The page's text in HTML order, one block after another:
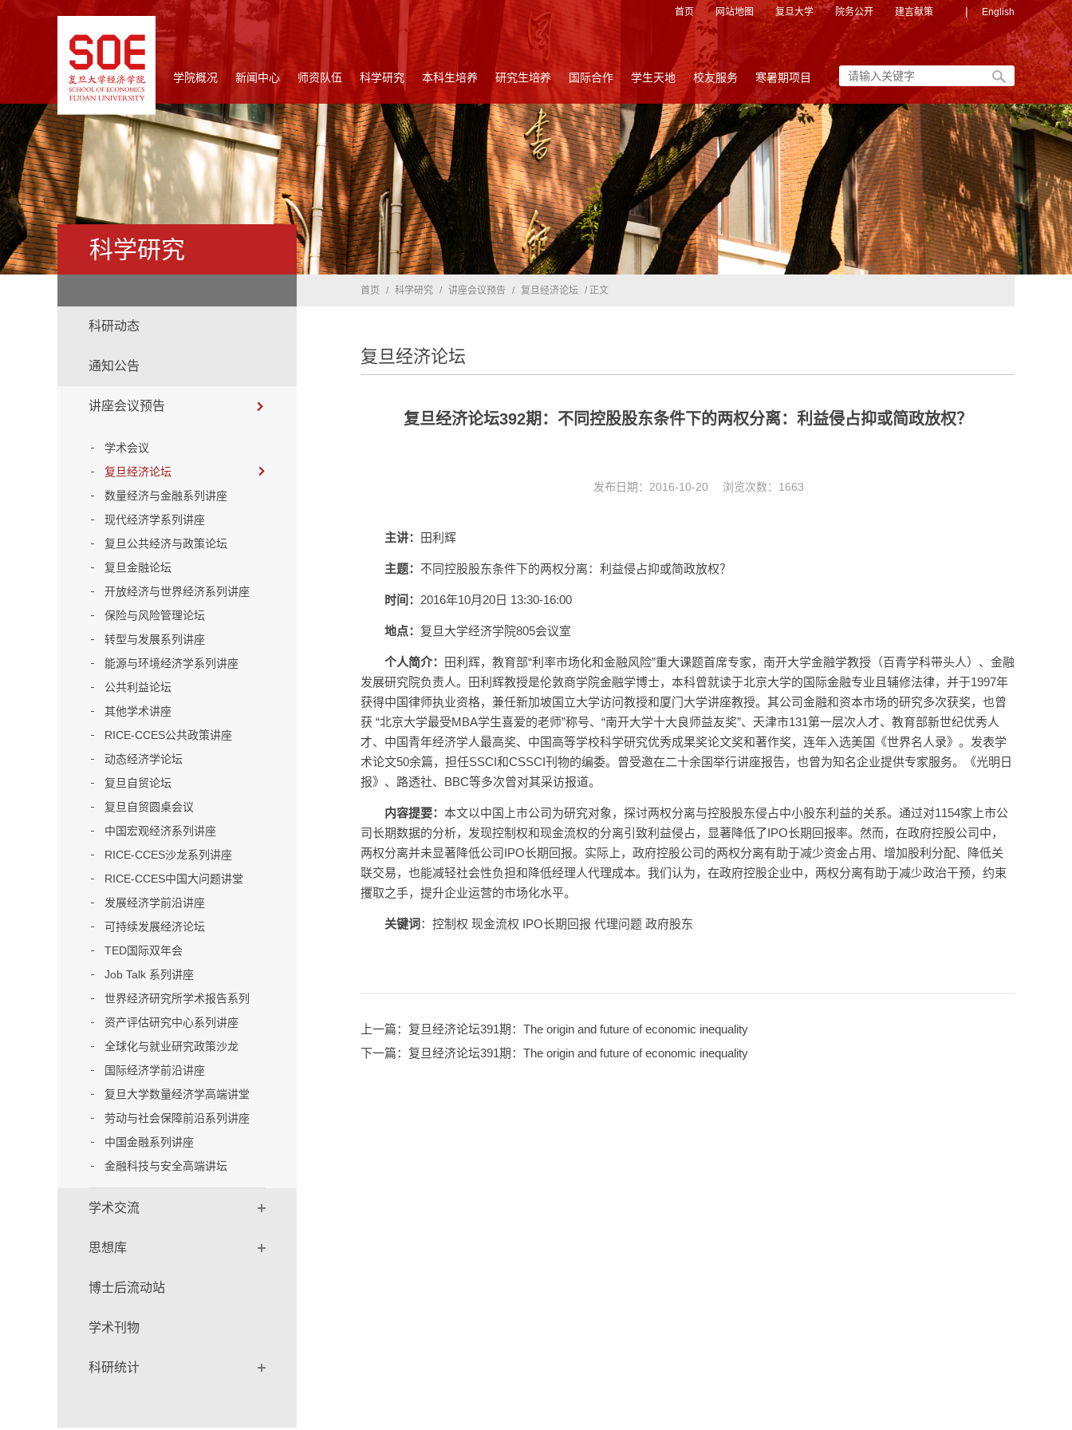
首页 网站地图 复旦大学 院务公开 建言献策 | English
学院概况 新闻中心 师资队伍 科学研究 本科生培养 研究生培养 国际合作 学生天地 校友服务 寒暑期项目
科学研究
科研动态
通知公告
讲座会议预告
学术会议
复旦经济论坛
数量经济与金融系列讲座
现代经济学系列讲座
复旦公共经济与政策论坛
复旦金融论坛
开放经济与世界经济系列讲座
保险与风险管理论坛
转型与发展系列讲座
能源与环境经济学系列讲座
公共利益论坛
其他学术讲座
RICE-CCES公共政策讲座
动态经济学论坛
复旦自贸论坛
复旦自贸圆桌会议
中国宏观经济系列讲座
RICE-CCES沙龙系列讲座
RICE-CCES中国大问题讲堂
发展经济学前沿讲座
可持续发展经济论坛
TED国际双年会
Job Talk 系列讲座
世界经济研究所学术报告系列
资产评估研究中心系列讲座
全球化与就业研究政策沙龙
国际经济学前沿讲座
复旦大学数量经济学高端讲堂
劳动与社会保障前沿系列讲座
中国金融系列讲座
金融科技与安全高端讲坛
学术交流
思想库
博士后流动站
学术刊物
科研统计
首页 / 科学研究 / 讲座会议预告 / 复旦经济论坛 / 正文
复旦经济论坛
复旦经济论坛392期：不同控股股东条件下的两权分离：利益侵占抑或简政放权？
发布日期：2016-10-20 浏览次数： 1663
主讲： 田利辉
主题： 不同控股股东条件下的两权分离：利益侵占抑或简政放权？
时间： 2016年10月20日 13:30-16:00
地点： 复旦大学经济学院805会议室
个人简介：
田利辉，教育部“利率市场化和金融风险”重大课题首席专家，南开大学金融学教授（百青学科带头人）、金融
发展研究院负责人。田利辉教授是伦敦商学院金融学博士，本科曾就读于北京大学的国际金融专业且辅修法律，并于1997年
获得中国律师执业资格，兼任新加坡国立大学访问教授和厦门大学讲座教授。其公司金融和资本市场的研究多次获奖，也曾
获 “北京大学最受MBA学生喜爱的老师”称号、“南开大学十大良师益友奖”、天津市131第一层次人才、教育部新世纪优秀人
才、中国青年经济学人最高奖、中国高等学校科学研究优秀成果奖论文奖和著作奖，连年入选美国《世界名人录》。发表学
术论文50余篇，担任SSCI和CSSCI刊物的编委。曾受邀在二十余国举行讲座报告，也曾为知名企业提供专家服务。《光明日
报》、路透社、BBC等多次曾对其采访报道。
内容提要： 本文以中国上市公司为研究对象，探讨两权分离与控股股东侵占中小股东利益的关系。通过对1154家上市公
司长期数据的分析，发现控制权和现金流权的分离引致利益侵占，显著降低了IPO长期回报率。然而，在政府控股公司中，
两权分离并未显著降低公司IPO长期回报。实际上，政府控股公司的两权分离有助于减少资金占用、增加股利分配、降低关
联交易，也能减轻社会性负担和降低经理人代理成本。我们认为，在政府控股企业中，两权分离有助于减少政治干预，约束
攫取之手，提升企业运营的市场化水平。
关键词 ：控制权 现金流权 IPO长期回报 代理问题 政府股东
上一篇：复旦经济论坛391期：The origin and future of economic inequality
下一篇：复旦经济论坛391期：The origin and future of economic inequality